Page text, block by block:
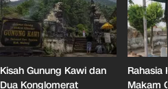
Kisah Gunung Kawi dan
Dua Konglomerat
Rahasia
Makam